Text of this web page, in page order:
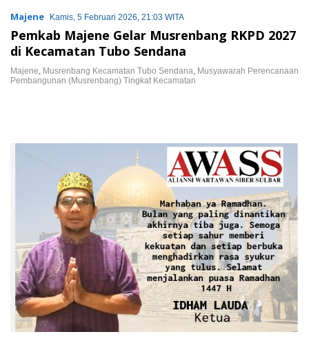
Majene Kamis, 5 Februari 2026, 21:03 WITA
Pemkab Majene Gelar Musrenbang RKPD 2027
di Kecamatan Tubo Sendana
Majene, Musrenbang Kecamatan Tubo Sendana, Musyawarah Perencanaan
Pembangunan (Musrenbang) Tingkat Kecamatan